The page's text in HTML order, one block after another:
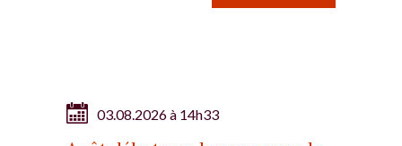
03.08.2026 à 14h33